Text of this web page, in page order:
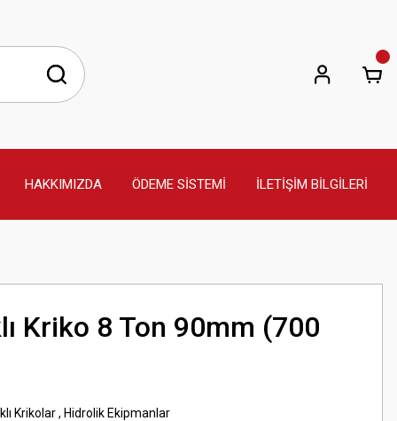
HAKKIMIZDA ÖDEME SİSTEMİ İLETİŞİM BİLGİLERİ
Kriko 8 Ton 90mm (700
Krikolar, Hidrolik Ekipmanlar